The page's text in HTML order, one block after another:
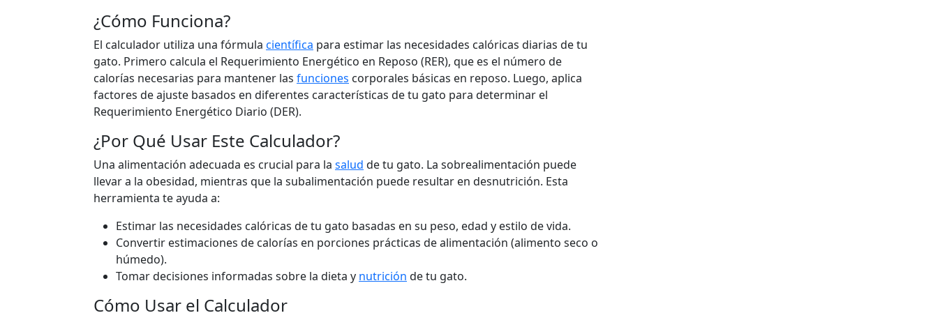
¿Cómo Funciona?
El calculador utiliza una fórmula científica para estimar las necesidades calóricas diarias de tu
gato. Primero calcula el Requerimiento Energético en Reposo (RER), que es el número de
calorías necesarias para mantener las funciones corporales básicas en reposo. Luego, aplica
factores de ajuste basados en diferentes características de tu gato para determinar el
Requerimiento Energético Diario (DER).
¿Por Qué Usar Este Calculador?
Una alimentación adecuada es crucial para la salud de tu gato. La sobrealimentación puede
llevar a la obesidad, mientras que la subalimentación puede resultar en desnutrición. Esta
herramienta te ayuda a:
Estimar las necesidades calóricas de tu gato basadas en su peso, edad y estilo de vida.
Convertir estimaciones de calorías en porciones prácticas de alimentación (alimento seco o
húmedo).
Tomar decisiones informadas sobre la dieta y nutrición de tu gato.
Cómo Usar el Calculador